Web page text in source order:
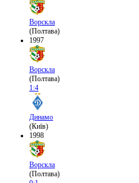
Ворскла
(Полтава)
1997
Ворскла
(Полтава)
1:4
Динамо
(Київ)
1998
Ворскла
(Полтава)